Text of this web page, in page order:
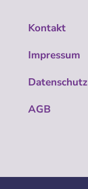
Kontakt
Impressum
Datenschutz
AGB